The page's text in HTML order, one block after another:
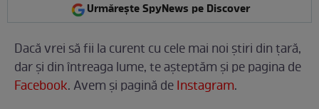
Urmărește SpyNews pe Discover
Dacă vrei să fii la curent cu cele mai noi ştiri din ţară,
dar şi din întreaga lume, te așteptăm și pe pagina de
Facebook. Avem şi pagină deInstagram.